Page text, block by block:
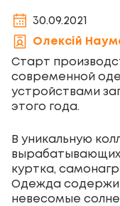
30.09.2021
Олексій
Старт
современной
устройствами
этого года.
В уникальную
вырабатывающих
куртка,
Одежда
невесомые